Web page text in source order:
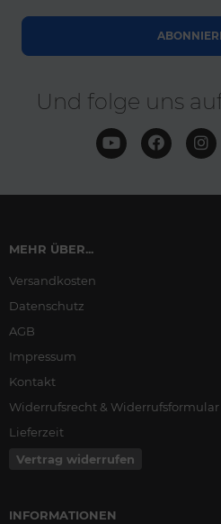
Und folge uns
MEHR ÜBER...
Versandkosten
Datenschutz
AGB
Impressum
Kontakt
Widerrufsrecht & Widerrufsformular
Lieferzeit
Vertrag widerrufen
INFORMATIONEN